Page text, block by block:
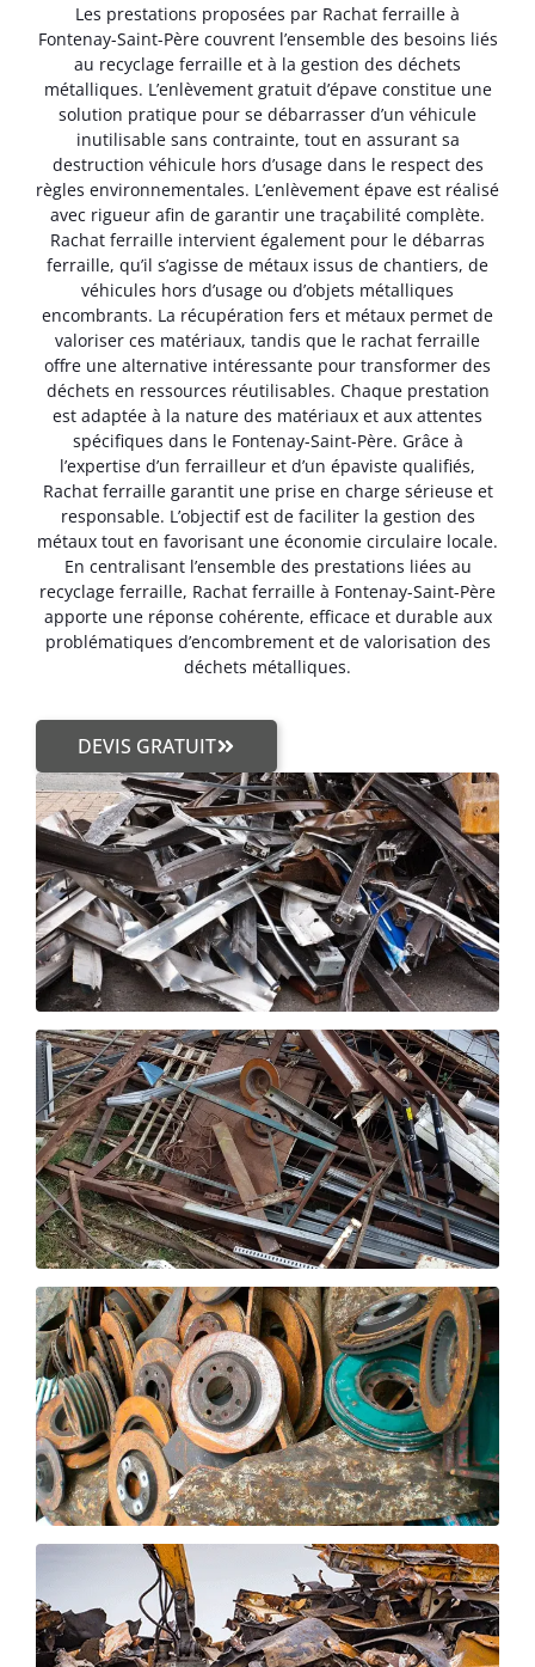
Les prestations proposées par Rachat ferraille à
Fontenay-Saint-Père couvrent l’ensemble des besoins liés
au recyclage ferraille et à la gestion des déchets
métalliques. L’enlèvement gratuit d’épave constitue une
solution pratique pour se débarrasser d’un véhicule
inutilisable sans contrainte, tout en assurant sa
destruction véhicule hors d’usage dans le respect des
règles environnementales. L’enlèvement épave est réalisé
avec rigueur afin de garantir une traçabilité complète.
Rachat ferraille intervient également pour le débarras
ferraille, qu’il s’agisse de métaux issus de chantiers, de
véhicules hors d’usage ou d’objets métalliques
encombrants. La récupération fers et métaux permet de
valoriser ces matériaux, tandis que le rachat ferraille
offre une alternative intéressante pour transformer des
déchets en ressources réutilisables. Chaque prestation
est adaptée à la nature des matériaux et aux attentes
spécifiques dans le Fontenay-Saint-Père. Grâce à
l’expertise d’un ferrailleur et d’un épaviste qualifiés,
Rachat ferraille garantit une prise en charge sérieuse et
responsable. L’objectif est de faciliter la gestion des
métaux tout en favorisant une économie circulaire locale.
En centralisant l’ensemble des prestations liées au
recyclage ferraille, Rachat ferraille à Fontenay-Saint-Père
apporte une réponse cohérente, efficace et durable aux
problématiques d’encombrement et de valorisation des
déchets métalliques.
DEVIS GRATUIT